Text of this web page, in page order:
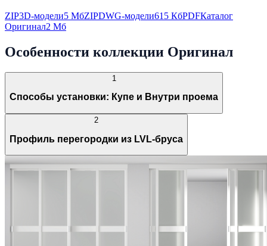
ZIP3D-модели5 МбZIPDWG-модели615 КбPDFКаталог
Оригинал2 Мб
Особенности коллекции Оригинал
1
Способы установки: Купе и Внутри проема
2
Профиль перегородки из LVL-бруса